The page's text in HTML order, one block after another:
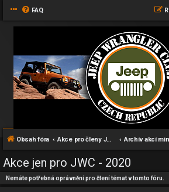
FAQ
Obsah fóra Akce pro členy JWC klubu
Akce jen pro JWC - 2020
Nemáte potřebná oprávnění pro čtení témat v tomto fóru.